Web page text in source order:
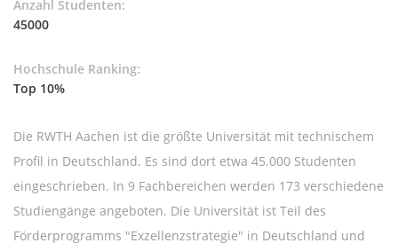
Anzahl Studenten:
45000
Hochschule Ranking:
Top 10%
Die RWTH Aachen ist die größte Universität mit technischem
Profil in Deutschland. Es sind dort etwa 45.000 Studenten
eingeschrieben. In 9 Fachbereichen werden 173 verschiedene
Studiengänge angeboten. Die Universität ist Teil des
Förderprogramms "Exzellenzstrategie" in Deutschland und